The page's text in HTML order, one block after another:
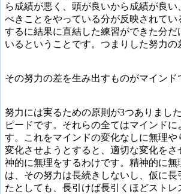
ら成績が悪く、頭が良いから成績が良い
べきことをやっている分が反映されてい
するに結果に直結した練習ができた分だ
いるということです。つまりした努力の
その努力の差を生み出すものがマインド
努力には実るための原則が3つありまし
ピードです。それらの全てはマインドに
す。これをマインドの変化なしに無理や
変化させようとすると、適切な変化をさ
神的に無理をするわけです。精神的に無
は、その努力は長続きしないし、仮に長
たとしても、長引けば長引くほどスト